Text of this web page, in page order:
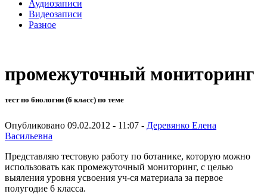
Аудиозаписи
Видеозаписи
Разное
промежуточный мониторинг
тест по биологии (6 класс) по теме
Опубликовано 09.02.2012 - 11:07 - Деревянко Елена
Васильевна
Представляю тестовую работу по ботанике, которую можно
использовать как промежуточный мониторинг, с целью
выяления уровня усвоения уч-ся материала за первое
полугодие 6 класса.